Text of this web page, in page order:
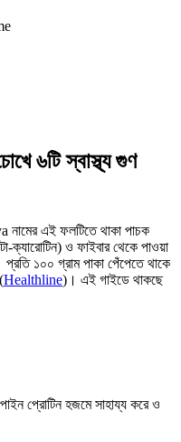
৬টি স্বাস্থ্য গুণ
নামের এই ফলটিতে থাকা পাচক
ক্যারোটিন) ও ফাইবার থেকে পাওয়া
১০০ গ্রাম পাকা পেঁপেতে থাকে
Healthline)। এই গাইডে থাকছে
প্রোটিন হজমে সাহায্য করে ও